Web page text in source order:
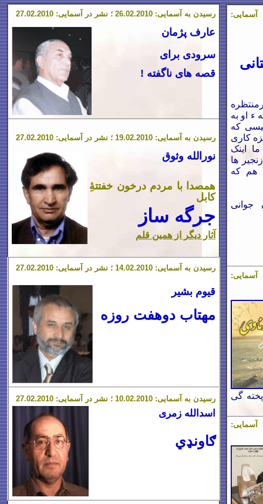
رسیدن به آسمایی: 26.02.2010 ؛ نشر در آسمایی: 27.02.2010
عارف پژمان
سرودی برای
قصه های ناگفته !
رسیدن به آسمایی: 19.02.2010 ؛ نشر در آسمایی: 27.02.2010
نورالله وثوق
همصدا با مردم درخون خفتتۀِ
کابل
جرگه ساز
آثار دیگر از همین قلم
رسیدن به آسمایی: 1 4.02.2010 ؛ نشر در آسمایی: 27.02.2010
قیوم بشیر
مهتاب دوهفت روزه
رسیدن به آسمایی: 1 0.02.2010 ؛ نشر در آسمایی: 27.02.2010
اسدالله زمری
ګاونډي
ء او به
که
کاری
اینک
ها
هم که
جوانی
گی